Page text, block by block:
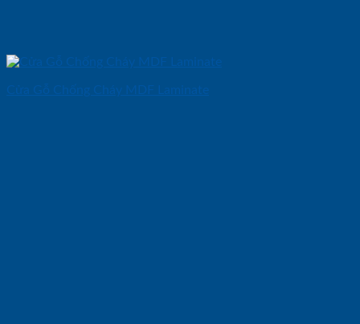
Cửa Gỗ Chống Cháy MDF Laminate